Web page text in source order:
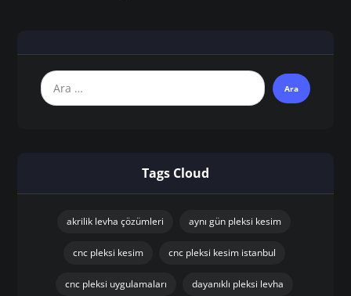
Tags Cloud
akrilik levha çözümleri aynı gün pleksi kesim
cnc pleksi kesim cnc pleksi kesim istanbul
cnc pleksi uygulamaları dayanıklı pleksi levha